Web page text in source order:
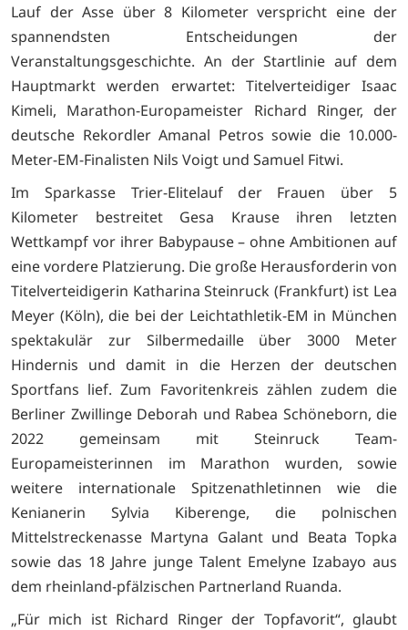
Lauf der Asse über 8 Kilometer verspricht eine der
spannendsten Entscheidungen der
Veranstaltungsgeschichte. An der Startlinie auf dem
Hauptmarkt werden erwartet: Titelverteidiger Isaac
Kimeli, Marathon-Europameister Richard Ringer, der
deutsche Rekordler Amanal Petros sowie die 10.000-
Meter-EM-Finalisten Nils Voigt und Samuel Fitwi.
Im Sparkasse Trier-Elitelauf der Frauen über 5
Kilometer bestreitet Gesa Krause ihren letzten
Wettkampf vor ihrer Babypause – ohne Ambitionen auf
eine vordere Platzierung. Die große Herausforderin von
Titelverteidigerin Katharina Steinruck (Frankfurt) ist Lea
Meyer (Köln), die bei der Leichtathletik-EM in München
spektakulär zur Silbermedaille über 3000 Meter
Hindernis und damit in die Herzen der deutschen
Sportfans lief. Zum Favoritenkreis zählen zudem die
Berliner Zwillinge Deborah und Rabea Schöneborn, die
2022 gemeinsam mit Steinruck Team-
Europameisterinnen im Marathon wurden, sowie
weitere internationale Spitzenathletinnen wie die
Kenianerin Sylvia Kiberenge, die polnischen
Mittelstreckenasse Martyna Galant und Beata Topka
sowie das 18 Jahre junge Talent Emelyne Izabayo aus
dem rheinland-pfälzischen Partnerland Ruanda.
„Für mich ist Richard Ringer der Topfavorit“, glaubt